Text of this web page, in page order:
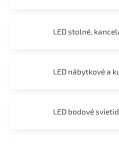
LED stolné,
LED nábytkové a
LED bodové